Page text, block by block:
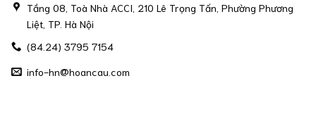
Tầng 08, Toà Nhà ACCI, 210 Lê Trọng Tấn, Phường Phương
Liệt, TP. Hà Nội
(84.24) 3795 7154
info-hn@hoancau.com